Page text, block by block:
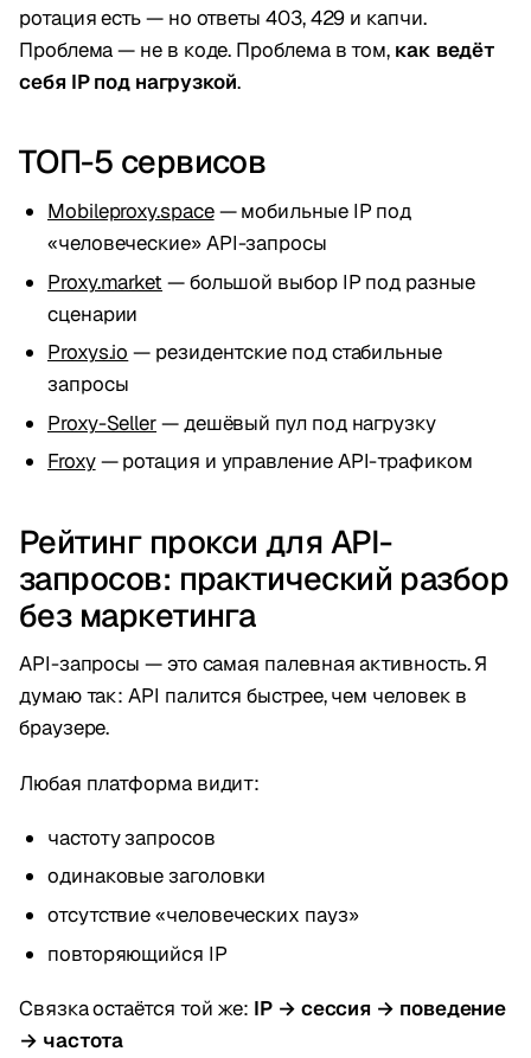
ротация есть — но ответы 403, 429 и капчи.
Проблема — не в коде. Проблема в том, как ведёт
себя IP под нагрузкой.
ТОП-5 сервисов
Mobileproxy.space— мобильные IP под
«человеческие» API-запросы
Proxy.market — большой выбор IP под разные
сценарии
Proxys.io — резидентские под стабильные
запросы
Proxy-Seller— дешёвый пул под нагрузку
Froxy— ротация и управление API-трафиком
Рейтинг прокси для API-
запросов: практический разбор
без маркетинга
API-запросы — это самая палевная активность. Я
думаю так: API палится быстрее, чем человек в
браузере.
Любая платформа видит:
частоту запросов
одинаковые заголовки
отсутствие «человеческих пауз»
повторяющийся IP
Связка остаётся той же: IP → сессия → поведение
→ частота